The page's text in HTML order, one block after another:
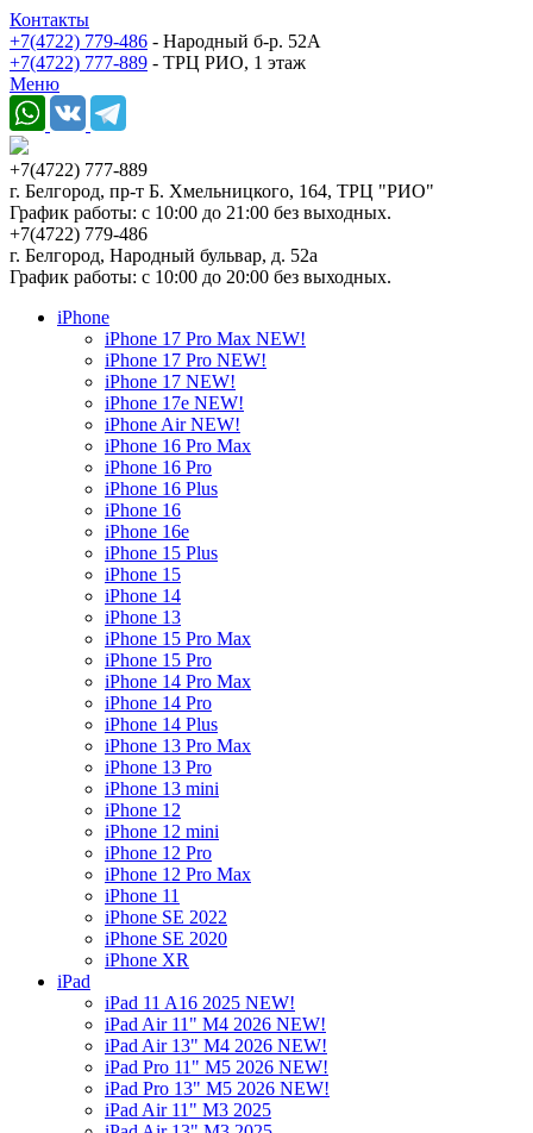
Контакты
+7(4722) 779-486 - Народный б-р. 52А
+7(4722) 777-889 - ТРЦ РИО, 1 этаж
Меню
+7(4722) 777-889
г. Белгород, пр-т Б. Хмельницкого, 164, ТРЦ "РИО"
График работы: с 10:00 до 21:00 без выходных.
+7(4722) 779-486
г. Белгород, Народный бульвар, д. 52а
График работы: с 10:00 до 20:00 без выходных.
iPhone
iPhone 17 Pro Max NEW!
iPhone 17 Pro NEW!
iPhone 17 NEW!
iPhone 17e NEW!
iPhone Air NEW!
iPhone 16 Pro Max
iPhone 16 Pro
iPhone 16 Plus
iPhone 16
iPhone 16e
iPhone 15 Plus
iPhone 15
iPhone 14
iPhone 13
iPhone 15 Pro Max
iPhone 15 Pro
iPhone 14 Pro Max
iPhone 14 Pro
iPhone 14 Plus
iPhone 13 Pro Max
iPhone 13 Pro
iPhone 13 mini
iPhone 12
iPhone 12 mini
iPhone 12 Pro
iPhone 12 Pro Max
iPhone 11
iPhone SE 2022
iPhone SE 2020
iPhone XR
iPad
iPad 11 A16 2025 NEW!
iPad Air 11" M4 2026 NEW!
iPad Air 13" M4 2026 NEW!
iPad Pro 11" M5 2026 NEW!
iPad Pro 13" M5 2026 NEW!
iPad Air 11" M3 2025